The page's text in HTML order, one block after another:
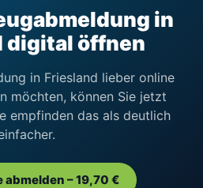
in
digital öffnen
in Friesland lieber online
möchten, können Sie jetzt
empfinden das als deutlich
– 19,70 €